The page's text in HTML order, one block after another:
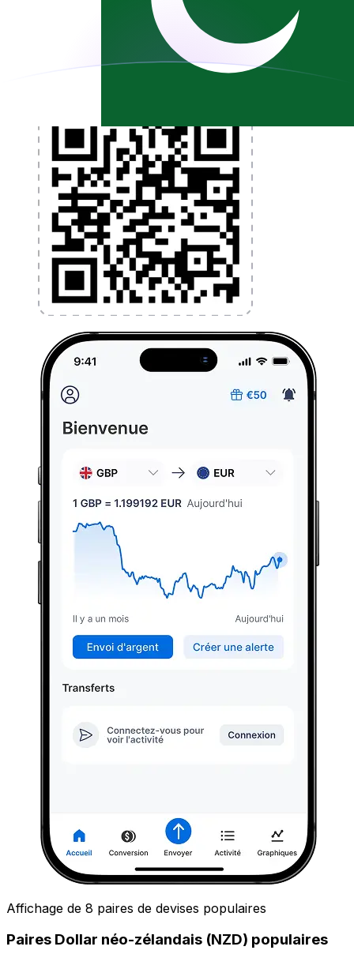
programmez des alertes de taux et transférez de
l'argent à l'étranger sans frais cachés. Téléchargez
l'application dès aujourd'hui !
Affichage de 8 paires de devises populaires
Paires Dollar néo-zélandais (NZD) populaires